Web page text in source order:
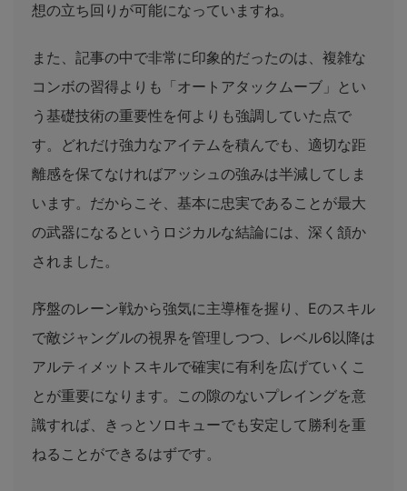
想の立ち回りが可能になっていますね。
また、記事の中で非常に印象的だったのは、複雑な
コンボの習得よりも「オートアタックムーブ」とい
う基礎技術の重要性を何よりも強調していた点で
す。どれだけ強力なアイテムを積んでも、適切な距
離感を保てなければアッシュの強みは半減してしま
います。だからこそ、基本に忠実であることが最大
の武器になるというロジカルな結論には、深く頷か
されました。
序盤のレーン戦から強気に主導権を握り、Eのスキル
で敵ジャングルの視界を管理しつつ、レベル6以降は
アルティメットスキルで確実に有利を広げていくこ
とが重要になります。この隙のないプレイングを意
識すれば、きっとソロキューでも安定して勝利を重
ねることができるはずです。